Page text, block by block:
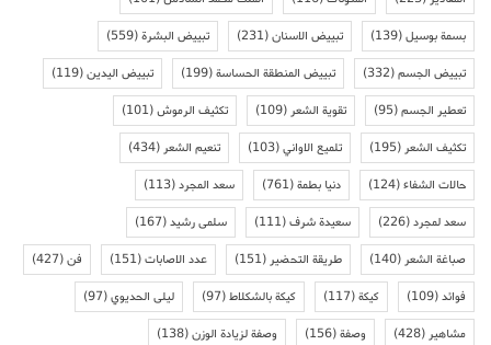
بسمة بوسيل(139) تبييض الاسنان(231) تبييض البشرة(559)
تبييض الجسم(332) تبييض المنطقة الحساسة(199) تبييض اليدين(119)
تعطير الجسم(95) تقوية الشعر(109) تكثيف الرموش(101)
تكثيف الشعر(195) تلميع الاواني(103) تنعيم الشعر(434)
حالات الشفاء(124) دنيا بطمة(761) سعد المجرد(113)
سعد لمجرد(226) سعيدة شرف(111) سلمى رشيد(167)
صباغة الشعر(140) طريقة التحضير(151) عدد الاصابات(151) فن(427)
فوائد(109) كيكة(117) كيكة بالشكلاط(97) ليلى الحديوي(97)
مشاهير(428) وصفة(156) وصفة لزيادة الوزن(138)